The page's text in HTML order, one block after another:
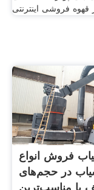
قهوه فروشی اینترنتی
فروش انواع
در حجم‌های